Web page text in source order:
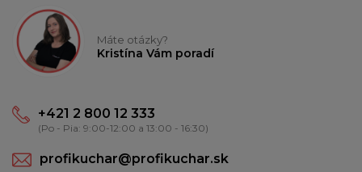
Máte otázky?
Kristína Vám poradí
+421 2 800 12 333
(Po - Pia: 9:00-12:00 a 13:00 - 16:30)
profikuchar@profikuchar.sk